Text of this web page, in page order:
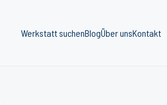
Werkstatt suchenBlogÜber unsKontakt